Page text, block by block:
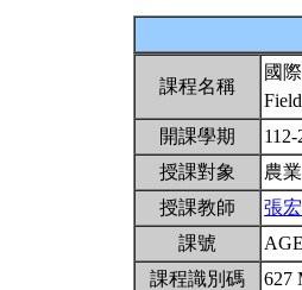
課程名稱
國
開課學期
112-
授課對象
農
授課教師
張
課號
課程識別碼
627